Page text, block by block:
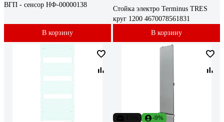
ВГП - сенсор НФ-00000138
В корзину
Стойка электро Terminus TRES
круг 1200 4670078561831
В корзину
-9%